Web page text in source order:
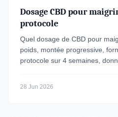
Dosage CBD pour
protocole
Quel dosage de CBD pour
poids, montée progressive,
protocole sur 4 semaines,
28 Jun 2026